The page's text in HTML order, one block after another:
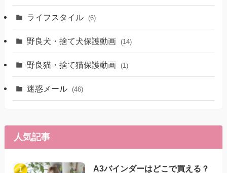
ライフスタイル (6)
野良犬・捨て犬保護動画 (14)
野良猫・捨て猫保護動画 (1)
迷惑メール (46)
人気記事
A3バインダーはどこで買える？